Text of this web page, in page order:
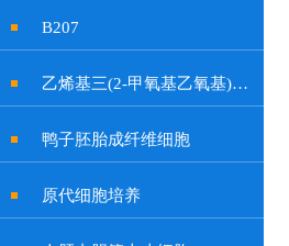
B207
乙烯基三(2-甲氧基乙氧基)硅烷
鸭子胚胎成纤维细胞
原代细胞培养